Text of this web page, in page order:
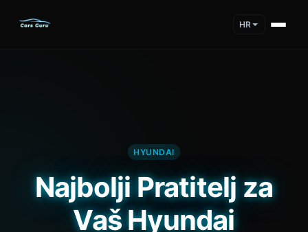
HR
HYUNDAI
Najbolji Pratitelj za
Vaš Hyundai